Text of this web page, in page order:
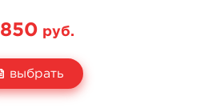
850 руб.
выбрать